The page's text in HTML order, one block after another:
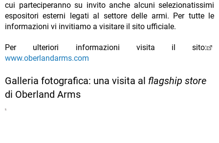
cui parteciperanno su invito anche alcuni selezionatissimi
espositori esterni legati al settore delle armi. Per tutte le
informazioni vi invitiamo a visitare il sito ufficiale.
Per ulteriori informazioni visita il sito:
www.oberlandarms.com
Galleria fotografica: una visita al flagship store
di Oberland Arms